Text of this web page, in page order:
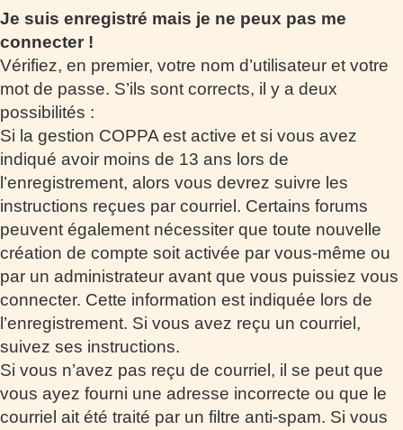
Je suis enregistré mais je ne peux pas me
connecter !
Vérifiez, en premier, votre nom d’utilisateur et votre
mot de passe. S’ils sont corrects, il y a deux
possibilités :
Si la gestion COPPA est active et si vous avez
indiqué avoir moins de 13 ans lors de
l’enregistrement, alors vous devrez suivre les
instructions reçues par courriel. Certains forums
peuvent également nécessiter que toute nouvelle
création de compte soit activée par vous-même ou
par un administrateur avant que vous puissiez vous
connecter. Cette information est indiquée lors de
l’enregistrement. Si vous avez reçu un courriel,
suivez ses instructions.
Si vous n’avez pas reçu de courriel, il se peut que
vous ayez fourni une adresse incorrecte ou que le
courriel ait été traité par un filtre anti-spam. Si vous